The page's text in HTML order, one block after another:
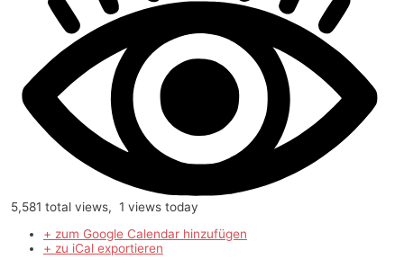
5,581 total views, 1 views today
+ zum Google Calendar hinzufügen
+ zu iCal exportieren